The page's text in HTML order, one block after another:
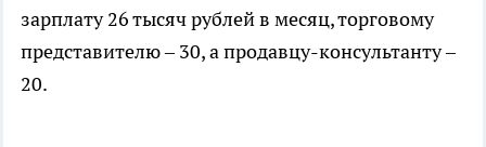
зарплату 26 тысяч рублей в месяц, торговому
представителю – 30, а продавцу-консультанту –
20.